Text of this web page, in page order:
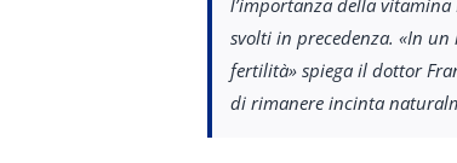
l’importanza della
svolti in precedenza. «In
fertilità» spiega il dottor
di rimanere incinta